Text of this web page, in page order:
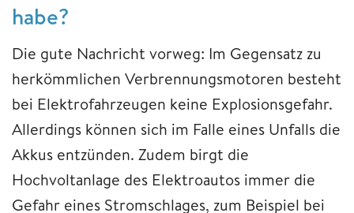
habe?
Die gute Nachricht vorweg: Im Gegensatz zu
herkömmlichen Verbrennungsmotoren besteht
bei Elektrofahrzeugen keine Explosionsgefahr.
Allerdings können sich im Falle eines Unfalls die
Akkus entzünden. Zudem birgt die
Hochvoltanlage des Elektroautos immer die
Gefahr eines Stromschlages, zum Beispiel bei